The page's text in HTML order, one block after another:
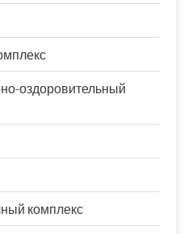
оздоровительный
комплекс